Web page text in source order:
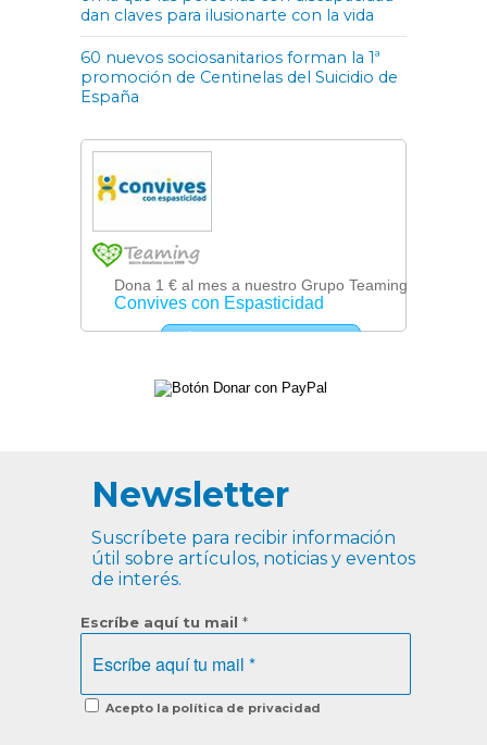
dan claves para ilusionarte con la vida
60 nuevos sociosanitarios forman la 1ª
promoción de Centinelas del Suicidio de
España
Newsletter
Suscríbete para recibir información
útil sobre artículos, noticias y eventos
de interés.
Escríbe aquí tu mail *
Acepto la política de privacidad